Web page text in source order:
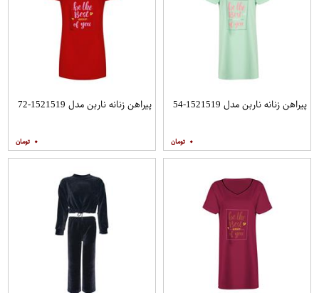
پیراهن زنانه ناربن مدل 1521519-54
۰
پیراهن زنانه ناربن مدل 1521519-72
۰